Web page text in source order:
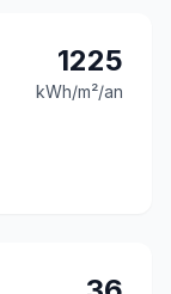
1225
kWh/m²/an